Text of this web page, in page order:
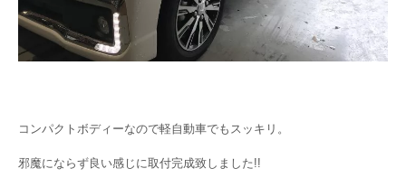
コンパクトボディーなので軽自動車でもスッキリ。
邪魔にならず良い感じに取付完成致しました!!